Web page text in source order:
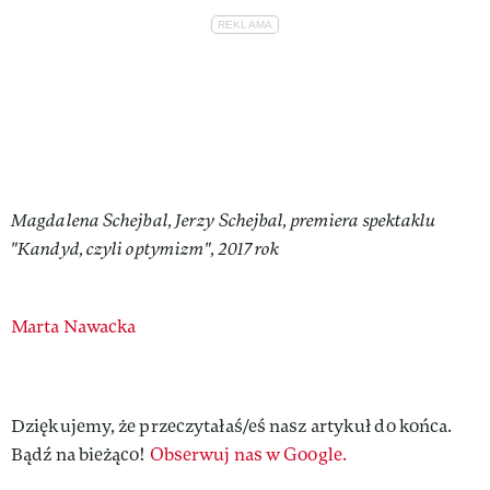
Magdalena Schejbal, Jerzy Schejbal, premiera spektaklu
"Kandyd, czyli optymizm", 2017 rok
Authors
Marta Nawacka
Dziękujemy, że przeczytałaś/eś nasz artykuł do końca.
Bądź na bieżąco! Obserwuj nas w Google.